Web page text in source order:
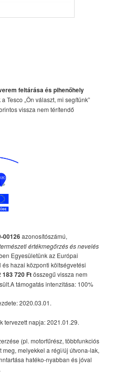
feltárása és pihenőhely
Tesco „Ön választ, mi segítünk”
vissza nem térítendő
00126azonosítószámú,
értékmegőrzés és nevelés
Egyesületünk az Európai
hazai központi költségvetési
183 720 Ftösszegű vissza nem
támogatás intenzitása: 100%
2020.03.01.
tervezett napja: 2021.01.29.
(pl. motorfűrész, többfunkciós
melyekkel a régi/új útvona-lak,
hatéko-nyabban és jóval